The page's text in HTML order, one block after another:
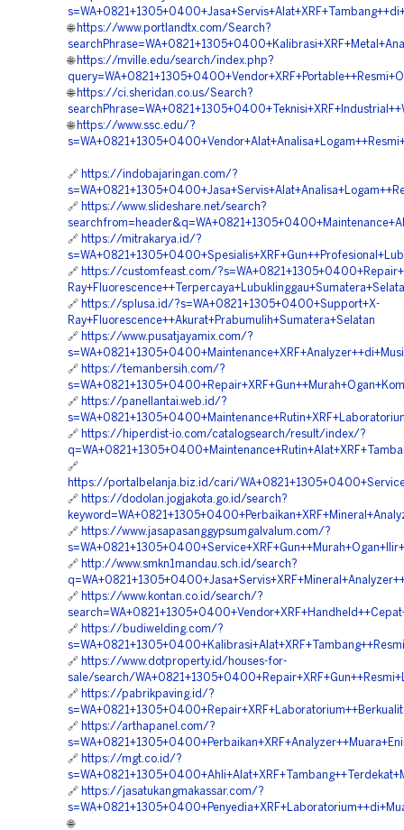
🌐 https://www.portlandtx.com/Search?
🌐 https://mville.edu/search/index.php?
🌐 https://ci.sheridan.co.us/Search?
🌐 https://www.ssc.edu/?
🔗 https://indobajaringan.com/?
🔗 https://www.slideshare.net/search?
🔗 https://mitrakarya.id/?
🔗 https://customfeast.com/
🔗 https://splusa.id/?s=WA+0821+1305+0400+Support+X-
Ray+Fluorescence++Akurat+Prabumulih+Sumatera+Selatan
🔗 https://www.pusatjayamix.com/?
🔗 https://temanbersih.com/?
🔗 https://panellantai.web.id/?
🔗 https://hiperdist-io.com/catalogsearch/result/index/?
🔗
https://portalbelanja.biz.id/cari/
🔗 https://dodolan.jogjakota.go.id/search?
🔗 https://www.jasapasanggypsumgalvalum.com/?
🔗 http://www.smkn1mandau.sch.id/search?
🔗 https://www.kontan.co.id/search/?
🔗 https://budiwelding.com/?
🔗 https://www.dotproperty.id/houses-for-
sale/search/
🔗 https://pabrikpaving.id/?
🔗 https://arthapanel.com/?
🔗 https://mgt.co.id/?
🔗 https://jasatukangmakassar.com/?
🌐